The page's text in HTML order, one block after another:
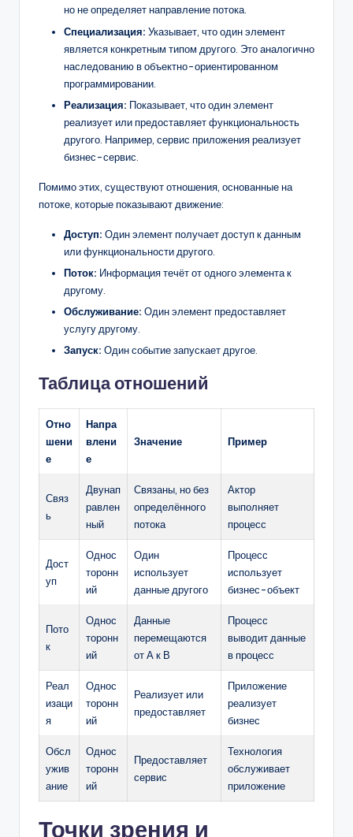
но не определяет направление потока.
Специализация: Указывает, что один элемент
является конкретным типом другого. Это аналогично
наследованию в объектно-ориентированном
программировании.
Реализация: Показывает, что один элемент
реализует или предоставляет функциональность
другого. Например, сервис приложения реализует
бизнес-сервис.
Помимо этих, существуют отношения, основанные на
потоке, которые показывают движение:
Доступ: Один элемент получает доступ к данным
или функциональности другого.
Поток: Информация течёт от одного элемента к
другому.
Обслуживание: Один элемент предоставляет
услугу другому.
Запуск: Один событие запускает другое.
Таблица отношений
Отно
шени
е
Напра
влени
е
Значение Пример
Связ
ь
Двунап
равлен
ный
Связаны, но без
определённого
потока
Актор
выполняет
процесс
Дост
уп
Однос
торонн
ий
Один
использует
данные другого
Процесс
использует
бизнес-объект
Пото
к
Однос
торонн
ий
Данные
перемещаются
от А к В
Процесс
выводит данные
в процесс
Реал
изаци
я
Однос
торонн
ий
Реализует или
предоставляет
Приложение
реализует
бизнес
Обсл
ужив
ание
Однос
торонн
ий
Предоставляет
сервис
Технология
обслуживает
приложение
Точки зрения и